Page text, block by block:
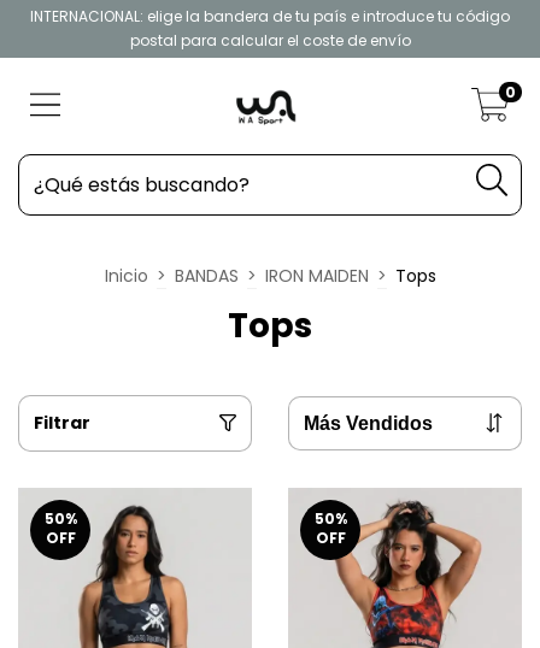
INTERNACIONAL: elige la bandera de tu país e introduce tu código
postal para calcular el coste de envío
0
Inicio > BANDAS > IRON MAIDEN > Tops
Tops
Filtrar
50%
OFF
50%
OFF